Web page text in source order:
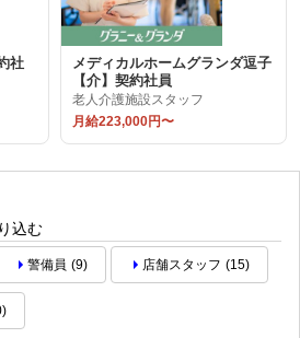
社
メディカルホームグランダ逗子
【介】契約社員
老人介護施設スタッフ
月給223,000円〜
込む
警備員 (9) 店舗スタッフ (15)